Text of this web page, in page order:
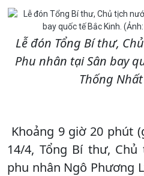
Lễ đón Tổng Bí thư,
Phu nhân tại Sân bay
Thống Nhất
Khoảng 9 giờ 20 phút
14/4, Tổng Bí thư,
phu nhân Ngô Phương